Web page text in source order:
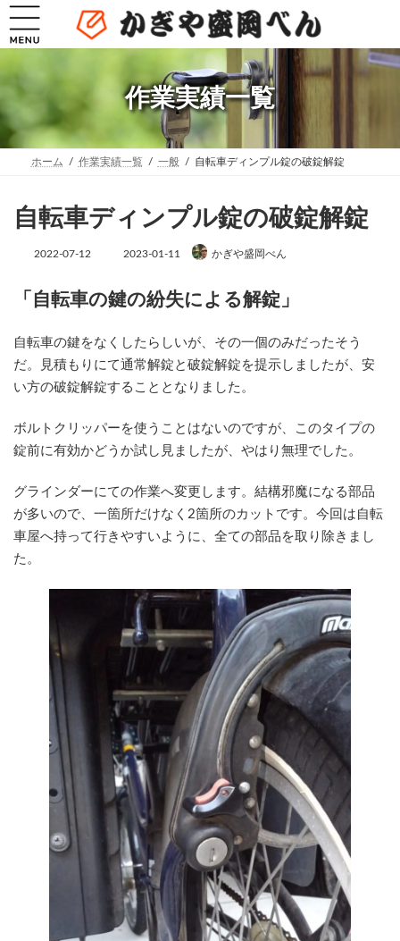
コ
テ
へ
ッ
プ
ナ
ゲ
ョ
移
動
作業実績一覧
ホーム 作業実績一覧 一般 自転車ディンプル錠の破錠解錠
自転車ディンプル錠の破錠解錠
2022-07-12
最
新
日
:
2023-01-11 かぎや盛岡べん
「自転車の鍵の紛失による解錠」
自転車の鍵をなくしたらしいが、その一個のみだったそう
だ。見積もりにて通常解錠と破錠解錠を提示しましたが、安
い方の破錠解錠することとなりました。
ボルトクリッパーを使うことはないのですが、このタイプの
錠前に有効かどうか試し見ましたが、やはり無理でした。
グラインダーにての作業へ変更します。結構邪魔になる部品
が多いので、一箇所だけなく2箇所のカットです。今回は自転
車屋へ持って行きやすいように、全ての部品を取り除きまし
た。